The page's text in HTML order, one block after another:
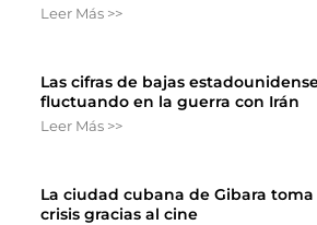
Leer Más >>
Las cifras de bajas
fluctuando en la guerra con Irán
Leer Más >>
La ciudad cubana de Gibara
crisis gracias al cine